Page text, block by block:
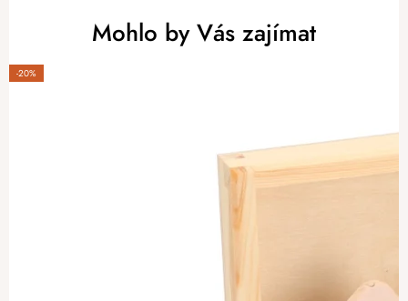
Mohlo by Vás zajímat
-20%